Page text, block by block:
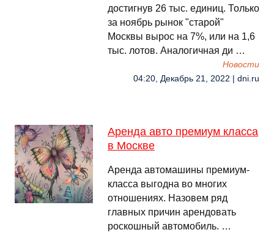
достигнув 26 тыс. единиц. Только
за ноябрь рынок "старой"
Москвы вырос на 7%, или на 1,6
тыс. лотов. Аналогичная ди …
Новости
04:20, Декабрь 21, 2022 | dni.ru
Аренда авто премиум класса
в Москве
Аренда автомашины премиум-
класса выгодна во многих
отношениях. Назовем ряд
главных причин арендовать
роскошный автомобиль. …